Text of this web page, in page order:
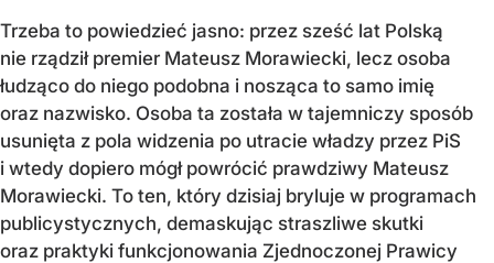
Trzeba to powiedzieć jasno: przez sześć lat Polską
nie rządził premier Mateusz Morawiecki, lecz osoba
łudząco do niego podobna i nosząca to samo imię
oraz nazwisko. Osoba ta została w tajemniczy sposób
usunięta z pola widzenia po utracie władzy przez PiS
i wtedy dopiero mógł powrócić prawdziwy Mateusz
Morawiecki. To ten, który dzisiaj bryluje w programach
publicystycznych, demaskując straszliwe skutki
oraz praktyki funkcjonowania Zjednoczonej Prawicy